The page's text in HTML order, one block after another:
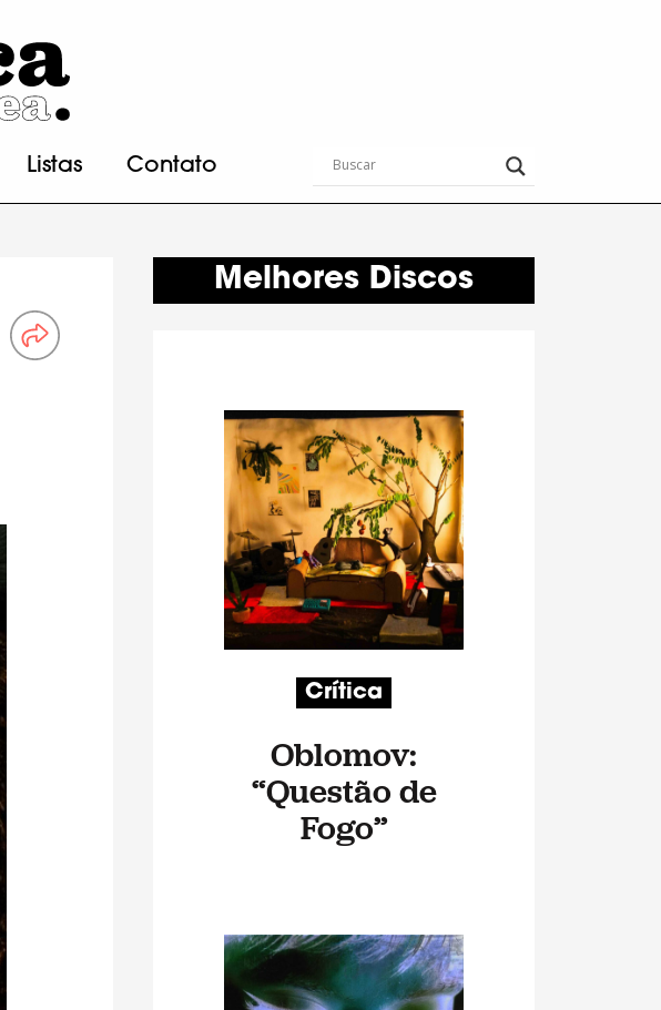
Listas Contato
Melhores Discos
Crítica
Oblomov:
“Questão de
Fogo”